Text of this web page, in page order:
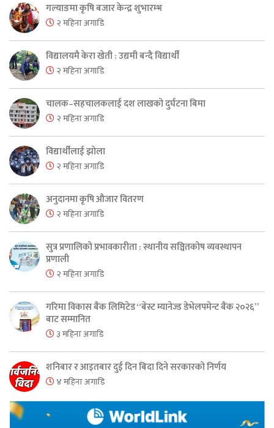
गल्याङमा कृषि बजार केन्द्र शुभारम्भ
२ महिना अगाडि
विद्यालयमै केरा खेती : उद्यमी बन्दै विद्यार्थी
२ महिना अगाडि
चालक–सहचालकलाई दश लाखको दुर्घटना बिमा
२ महिना अगाडि
विद्यार्थीलाई झोला
२ महिना अगाडि
अनुदानमा कृषि औजार वितरण
२ महिना अगाडि
सुत्र प्रणालिको प्रभावकारीता : स्थानीय सञ्चितकोष व्यवस्थापन
प्रणाली
२ महिना अगाडि
गरिमा विकास बैंक लिमिटेड “बेस्ट म्यानेज्ड डेभेलपमेन्ट बैंक २०२६”
बाट सम्मानित
३ महिना अगाडि
शनिबार र आइतबार दुई दिन बिदा दिने सरकारको निर्णय
४ महिना अगाडि